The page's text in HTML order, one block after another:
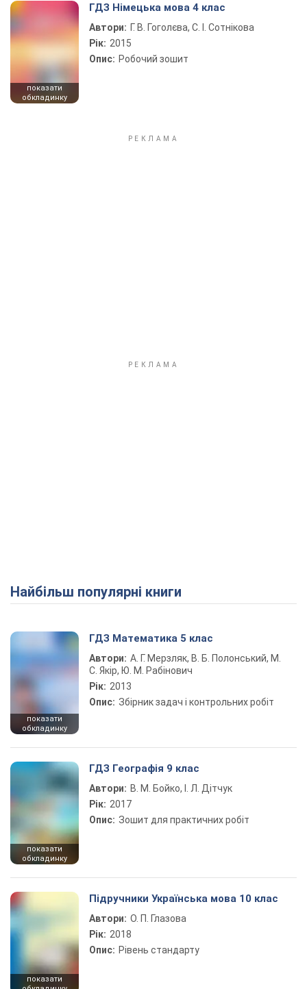
показати
обкладинку
ГДЗ Німецька мова 4 клас
Автори: Г. В. Гоголєва, С. І. Сотнікова
Рік: 2015
Опис: Робочий зошит
Найбільш популярні книги
показати
обкладинку
ГДЗ Математика 5 клас
Автори: А. Г. Мерзляк, В. Б. Полонський, М.
С. Якір, Ю. М. Рабінович
Рік: 2013
Опис: Збірник задач і контрольних робіт
показати
обкладинку
ГДЗ Географія 9 клас
Автори: В. М. Бойко, І. Л. Дітчук
Рік: 2017
Опис: Зошит для практичних робіт
показати
Підручники Українська мова 10 клас
Автори: О. П. Глазова
Рік: 2018
Опис: Рівень стандарту